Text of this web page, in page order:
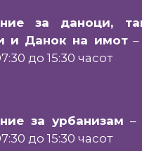
за даноци,
и Данок на имот–
до 15:30 часот
за урбанизам –
до 15:30 часот